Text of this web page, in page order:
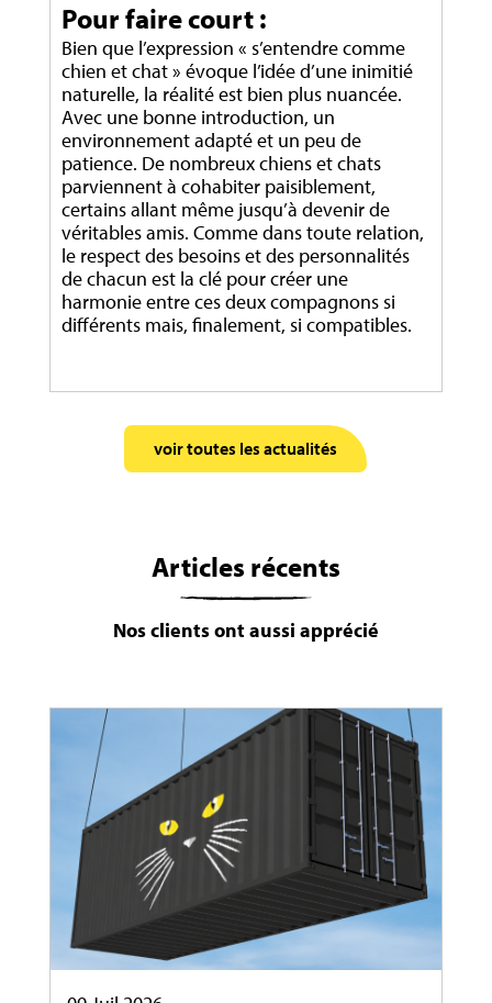
Pour faire court :
Bien que l’expression « s’entendre comme
chien et chat » évoque l’idée d’une inimitié
naturelle, la réalité est bien plus nuancée.
Avec une bonne introduction, un
environnement adapté et un peu de
patience. De nombreux chiens et chats
parviennent à cohabiter paisiblement,
certains allant même jusqu’à devenir de
véritables amis. Comme dans toute relation,
le respect des besoins et des personnalités
de chacun est la clé pour créer une
harmonie entre ces deux compagnons si
différents mais, finalement, si compatibles.
voir toutes les actualités
Articles récents
Nos clients ont aussi apprécié